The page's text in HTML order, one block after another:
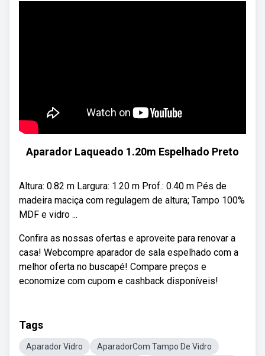
Aparador Laqueado 1.20m Espelhado Preto
Altura: 0.82 m Largura: 1.20 m Prof.: 0.40 m Pés de
madeira maciça com regulagem de altura; Tampo 100%
MDF e vidro ...
Confira as nossas ofertas e aproveite para renovar a
casa! Webcompre aparador de sala espelhado com a
melhor oferta no buscapé! Compare preços e
economize com cupom e cashback disponíveis!
Tags
Aparador Vidro AparadorCom Tampo De Vidro